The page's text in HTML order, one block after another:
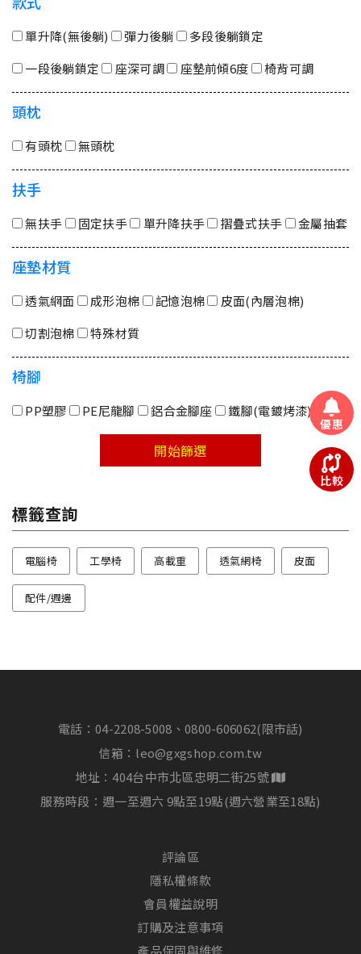
單升降(無後躺) 彈力後躺
多段後躺鎖定
一段後躺鎖定
座深可調 座墊前傾6度 椅背可調
頭枕
有頭枕 無頭枕
扶手
無扶手 固定扶手 單升降扶手 摺疊式扶手 金屬抽套
座墊材質
透氣網面 成形泡棉 記憶泡棉
皮面(內層泡棉)
切割泡棉
特殊材質
椅腳
PP塑膠 PE尼龍腳 鋁合金腳座 鐵腳(電鍍烤漆)
開始篩選
標籤查詢
電腦椅 工學椅 高載重 透氣網椅 皮面
配件/週邊
電話：04-2208-5008、0800-606062(限市話)
信箱： leo@gxgshop.com.tw
地址：404台中市北區忠明二街25號
服務時段：週一至週六 9點至19點(週六營業至18點)
評論區
隱私權條款
會員權益說明
訂購及注意事項
產品保固與維修
優惠
比較